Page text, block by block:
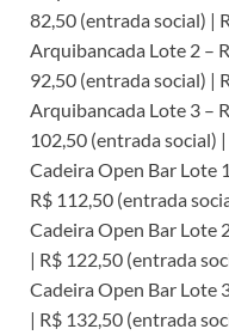
82,50 (entrada social) |
Arquibancada Lote 2 –
92,50 (entrada social) |
Arquibancada Lote 3 –
102,50 (entrada social)
Cadeira Open Bar Lote
R$ 112,50 (entrada
Cadeira Open Bar Lote
| R$ 122,50 (entrada
Cadeira Open Bar Lote
| R$ 132,50 (entrada